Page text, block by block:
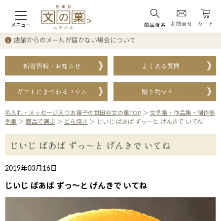
メニュー 商品検索 お問合せ カート
店舗からのメールが届かない場合について
新着情報・お知らせ よくある質問
ギフトにまつわるコラム 贈り物マナー
名入れ・メッセージ入りお菓子の世田谷文の菓TOP ＞ 文例集・作品集・制作事
例集 ＞ 商品で選ぶ ＞ どら焼き ＞ じいじ ばあば ずっ～と げんきで いてね
じいじ ばあば ずっ～と げんきで いてね
2019年03月16日
じいじ ばあば ずっ～と げんきで いてね